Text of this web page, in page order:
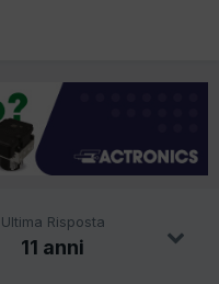
Ultima Risposta
11 anni